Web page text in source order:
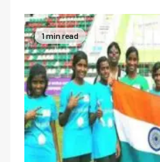
1 min read